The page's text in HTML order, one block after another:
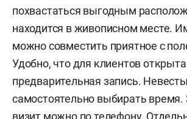
похвастаться выгодным
находится в живописном месте.
можно совместить приятное с
Удобно, что для клиентов открыта
предварительная запись.
самостоятельно выбирать время.
визит можно по телефону.